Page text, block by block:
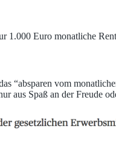
1.000 Euro monatliche
“absparen vom
aus Spaß an der Freude